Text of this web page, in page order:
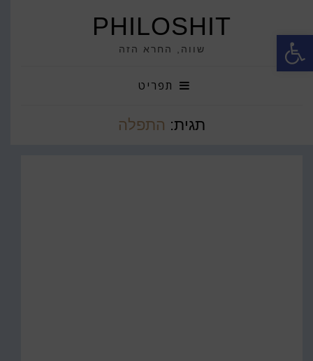
פתח סרגל נגישות PHILOSHIT
שווה, החרא הזה
תפריט
תגית: התפלה